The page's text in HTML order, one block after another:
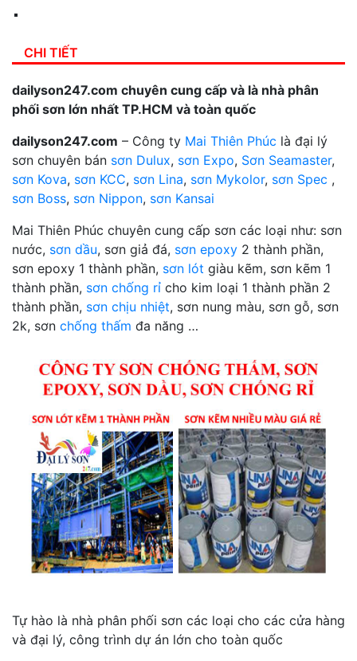
CHI TIẾT
dailyson247.com chuyên cung cấp và là nhà phân
phối sơn lớn nhất TP.HCM và toàn quốc
dailyson247.com – Công ty Mai Thiên Phúc là đại lý
sơn chuyên bán sơn Dulux, sơn Expo, Sơn Seamaster,
sơn Kova, sơn KCC, sơn Lina, sơn Mykolor, sơn Spec ,
sơn Boss, sơn Nippon, sơn Kansai
Mai Thiên Phúc chuyên cung cấp sơn các loại như: sơn
nước, sơn dầu, sơn giả đá, sơn epoxy 2 thành phần,
sơn epoxy 1 thành phần, sơn lót giàu kẽm, sơn kẽm 1
thành phần, sơn chống rỉ cho kim loại 1 thành phần 2
thành phần, sơn chịu nhiệt, sơn nung màu, sơn gỗ, sơn
2k, sơn chống thấm đa năng …
Tự hào là nhà phân phối sơn các loại cho các cửa hàng
và đại lý, công trình dự án lớn cho toàn quốc